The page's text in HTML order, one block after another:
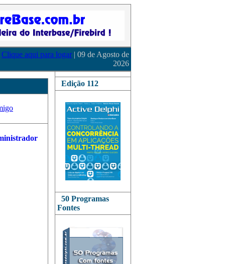
Clique aqui para logar | 09 de Agosto de
2026
Edição 112
50 Programas
Fontes